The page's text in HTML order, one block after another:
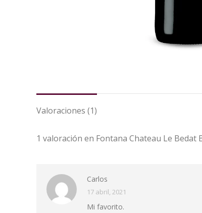
Valoraciones (1)
1 valoración en Fontana Chateau Le Bedat
Carlos
17 abril, 2021
Mi favorito.